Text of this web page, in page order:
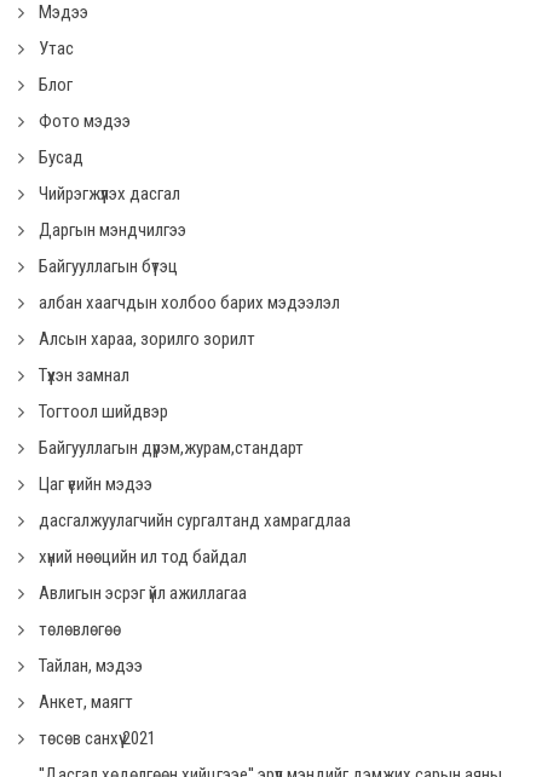
Мэдээ
Утас
Блог
Фото мэдээ
Бусад
Чийрэгжүүлэх дасгал
Даргын мэндчилгээ
Байгууллагын бүтэц
албан хаагчдын холбоо барих мэдээлэл
Алсын хараа, зорилго зорилт
Түүхэн замнал
Тогтоол шийдвэр
Байгууллагын дүрэм,журам,стандарт
Цаг үеийн мэдээ
дасгалжуулагчийн сургалтанд хамрагдлаа
хүний нөөцийн ил тод байдал
Авлигын эсрэг үйл ажиллагаа
төлөвлөгөө
Тайлан, мэдээ
Анкет, маягт
төсөв санхүү 2021